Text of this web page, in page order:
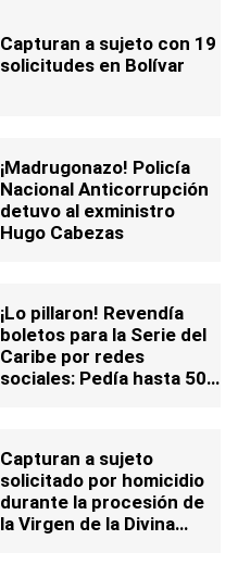
Capturan a sujeto con 19
solicitudes en Bolívar
¡Madrugonazo! Policía
Nacional Anticorrupción
detuvo al exministro
Hugo Cabezas
¡Lo pillaron! Revendía
boletos para la Serie del
Caribe por redes
sociales: Pedía hasta 500
Capturan a sujeto
solicitado por homicidio
durante la procesión de
la Virgen de la Divina